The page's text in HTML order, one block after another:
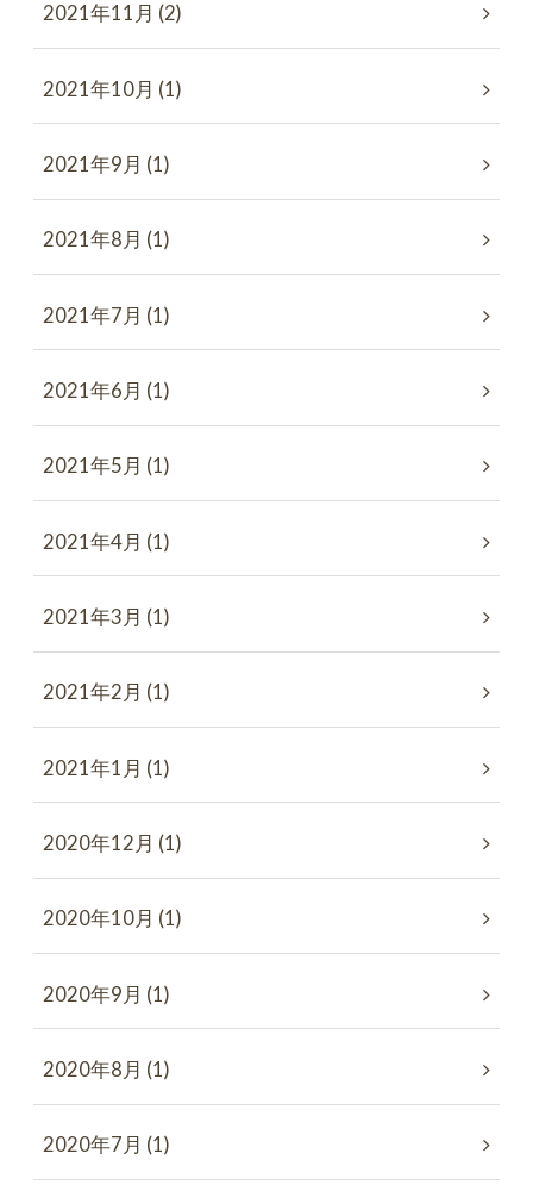
2021年11月 (2)
2021年10月 (1)
2021年9月 (1)
2021年8月 (1)
2021年7月 (1)
2021年6月 (1)
2021年5月 (1)
2021年4月 (1)
2021年3月 (1)
2021年2月 (1)
2021年1月 (1)
2020年12月 (1)
2020年10月 (1)
2020年9月 (1)
2020年8月 (1)
2020年7月 (1)